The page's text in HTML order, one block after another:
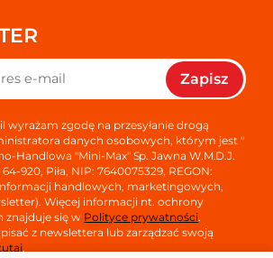
Zapisz
wyrażam zgodę na przesyłanie drogą
danych osobowych, którym jest "
Handlowa "Mini-Max" Sp. Jawna W.M.D.J.
64-920, Piła, NIP: 7640075329, REGON:
handlowych, marketingowych,
Więcej informacji nt. ochrony
znajduje się w Polityce prywatności.
z newslettera lub zarządzać swoją
.